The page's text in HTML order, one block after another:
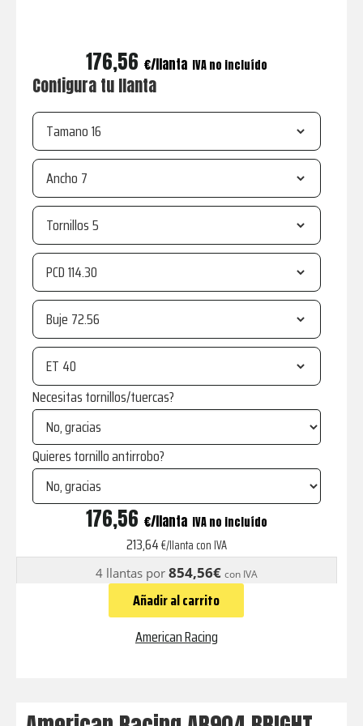
176,56 € IVA no incluído
Configura tu llanta
Tamano
Ancho
Tornillos
PCD
Buje
ET
Necesitas tornillos/tuercas?
Quieres tornillo antirrobo?
SILVER
MACHINED
176,56 € IVA no incluído
213,64€/llanta con IVA
4 llantas por 854,56€ con IVA
Añadir al carrito
American Racing